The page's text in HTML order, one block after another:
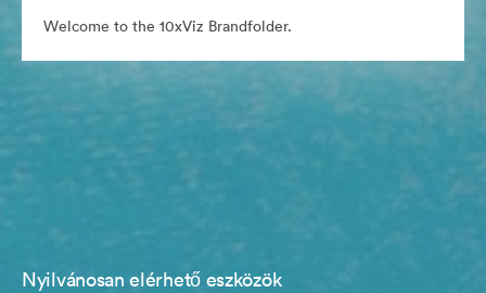
Welcome to the 10xViz Brandfolder.
Nyilvánosan elérhető eszközök